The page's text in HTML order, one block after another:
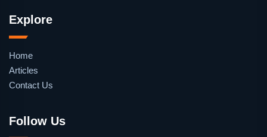
Explore
Home
Articles
Contact Us
Follow Us